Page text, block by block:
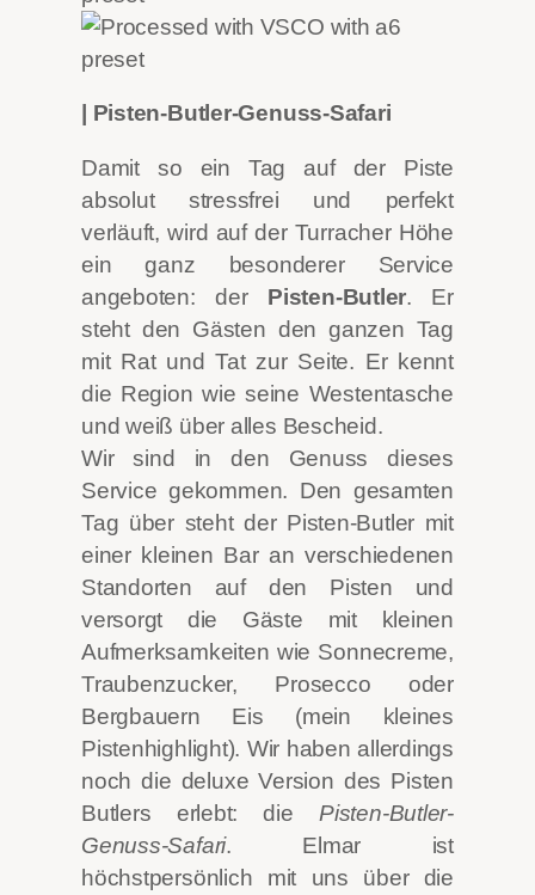
| Pisten-Butler-Genuss-Safari
Damit so ein Tag auf der Piste
absolut stressfrei und perfekt
verläuft, wird auf der Turracher Höhe
ein ganz besonderer Service
angeboten: der Pisten-Butler. Er
steht den Gästen den ganzen Tag
mit Rat und Tat zur Seite. Er kennt
die Region wie seine Westentasche
und weiß über alles Bescheid.
Wir sind in den Genuss dieses
Service gekommen. Den gesamten
Tag über steht der Pisten-Butler mit
einer kleinen Bar an verschiedenen
Standorten auf den Pisten und
versorgt die Gäste mit kleinen
Aufmerksamkeiten wie Sonnecreme,
Traubenzucker, Prosecco oder
Bergbauern Eis (mein kleines
Pistenhighlight). Wir haben allerdings
noch die deluxe Version des Pisten
Butlers erlebt: die Pisten-Butler-
Genuss-Safari. Elmar ist
höchstpersönlich mit uns über die